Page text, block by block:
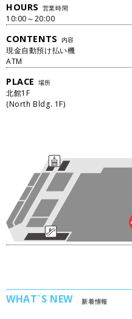
HOURS 営業時間
10:00～20:00
CONTENTS 内容
現金自動預け払い機
ATM
PLACE 場所
北館1 F
(North Bldg. 1F)
WHAT`S NEW 新着情報